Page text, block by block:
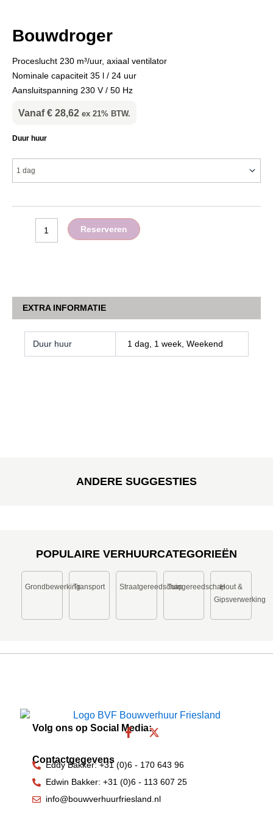
Bouwdroger
Proceslucht 230 m³/uur, axiaal ventilator
Nominale capaciteit 35 l / 24 uur
Aansluitspanning 230 V / 50 Hz
Vanaf € 28,62 ex 21% BTW.
Duur huur
aantal
Reserveren
EXTRA INFORMATIE
Duur huur 1 dag, 1 week, Weekend
ANDERE SUGGESTIES
POPULAIRE VERHUURCATEGORIEËN
GrondbewerkingTransport StraatgereedschapTuingereedschapHout &
Gipsverwerking
Volg ons op Social Media:
F
e
b
o
o
X
w
i
t
t
Contactgegevens
Eddy Bakker: +31 (0)6 - 170 643 96
Edwin Bakker: +31 (0)6 - 113 607 25
info@bouwverhuurfriesland.nl